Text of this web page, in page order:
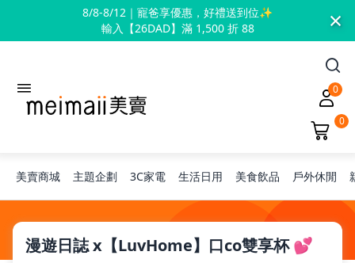
8/8-8/12｜寵爸享優惠，好禮送到位✨
輸入【26DAD】滿 1,500 折 88
×
0
0
美賣商城 主題企劃
旅行神隊友
3C家電 生活日用 美食飲品 戶外休閒
漫遊日誌 x【LuvHome】口co雙享杯 💕